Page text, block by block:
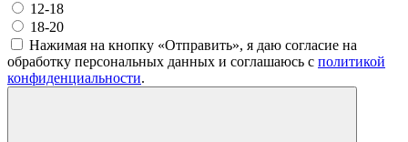
12-18
18-20
Нажимая на кнопку «Отправить», я даю согласие на
обработку персональных данных и соглашаюсь c политикой
конфиденциальности.